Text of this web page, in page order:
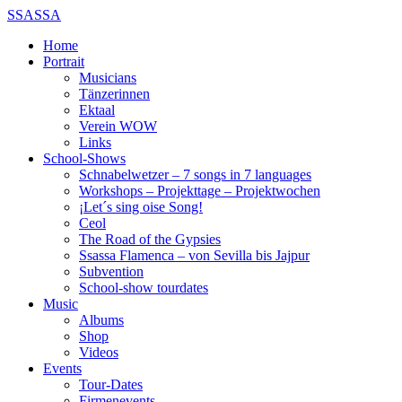
SSASSA
Home
Portrait
Musicians
Tänzerinnen
Ektaal
Verein WOW
Links
School-Shows
Schnabelwetzer – 7 songs in 7 languages
Workshops – Projekttage – Projektwochen
¡Let´s sing oise Song!
Ceol
The Road of the Gypsies
Ssassa Flamenca – von Sevilla bis Jajpur
Subvention
School-show tourdates
Music
Albums
Shop
Videos
Events
Tour-Dates